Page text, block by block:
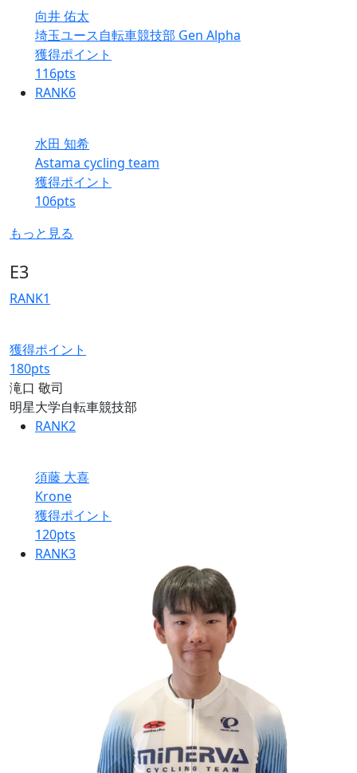
向井 佑太
埼玉ユース自転車競技部 Gen Alpha
獲得ポイント
116pts
RANK6
水田 知希
Astama cycling team
獲得ポイント
106pts
もっと見る
E3
RANK1
獲得ポイント
180pts
滝口 敬司
明星大学自転車競技部
RANK2
須藤 大喜
Krone
獲得ポイント
120pts
RANK3